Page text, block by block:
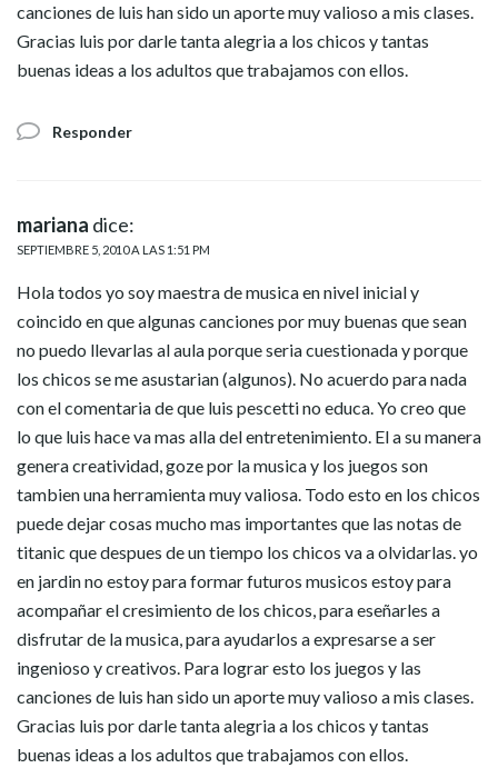
canciones de luis han sido un aporte muy valioso a mis clases.
Gracias luis por darle tanta alegria a los chicos y tantas
buenas ideas a los adultos que trabajamos con ellos.
Responder
mariana dice:
SEPTIEMBRE 5, 2010 A LAS 1:51 PM
Hola todos yo soy maestra de musica en nivel inicial y
coincido en que algunas canciones por muy buenas que sean
no puedo llevarlas al aula porque seria cuestionada y porque
los chicos se me asustarian (algunos). No acuerdo para nada
con el comentaria de que luis pescetti no educa. Yo creo que
lo que luis hace va mas alla del entretenimiento. El a su manera
genera creatividad, goze por la musica y los juegos son
tambien una herramienta muy valiosa. Todo esto en los chicos
puede dejar cosas mucho mas importantes que las notas de
titanic que despues de un tiempo los chicos va a olvidarlas. yo
en jardin no estoy para formar futuros musicos estoy para
acompañar el cresimiento de los chicos, para eseñarles a
disfrutar de la musica, para ayudarlos a expresarse a ser
ingenioso y creativos. Para lograr esto los juegos y las
canciones de luis han sido un aporte muy valioso a mis clases.
Gracias luis por darle tanta alegria a los chicos y tantas
buenas ideas a los adultos que trabajamos con ellos.